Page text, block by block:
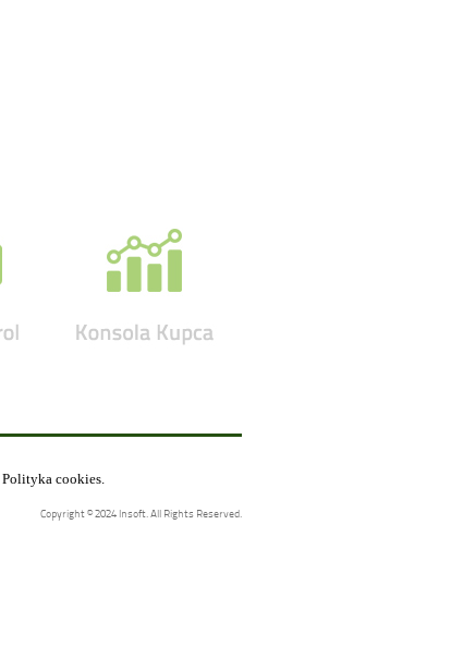
Polityka cookies.
Copyright © 2024 Insoft. All Rights Reserved.